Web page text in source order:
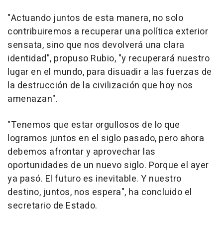
"Actuando juntos de esta manera, no solo
contribuiremos a recuperar una política exterior
sensata, sino que nos devolverá una clara
identidad", propuso Rubio, "y recuperará nuestro
lugar en el mundo, para disuadir a las fuerzas de
la destrucción de la civilización que hoy nos
amenazan".
"Tenemos que estar orgullosos de lo que
logramos juntos en el siglo pasado, pero ahora
debemos afrontar y aprovechar las
oportunidades de un nuevo siglo. Porque el ayer
ya pasó. El futuro es inevitable. Y nuestro
destino, juntos, nos espera", ha concluido el
secretario de Estado.